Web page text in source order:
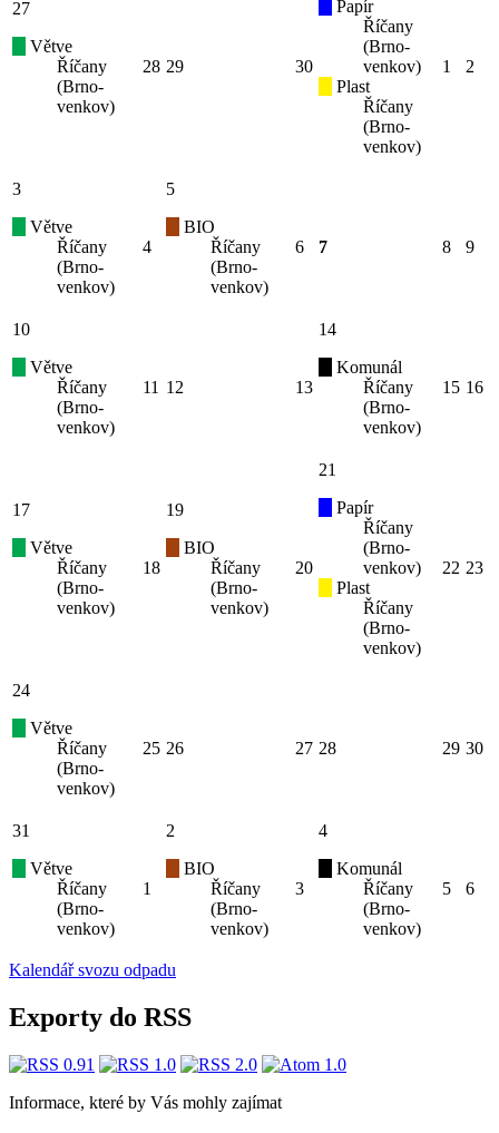
27
Větve
Říčany
(Brno-
venkov)
28 29 30
Papír
Říčany
(Brno-
venkov)
Plast
Říčany
(Brno-
venkov)
1 2
3
Větve
Říčany
(Brno-
venkov)
4
5
BIO
Říčany
(Brno-
venkov)
6 7 8 9
10
Větve
Říčany
(Brno-
venkov)
11 12 13
14
Komunál
Říčany
(Brno-
venkov)
15 16
17
Větve
Říčany
(Brno-
venkov)
18
19
BIO
Říčany
(Brno-
venkov)
20
21
Papír
Říčany
(Brno-
venkov)
Plast
Říčany
(Brno-
venkov)
22 23
24
Větve
Říčany
(Brno-
venkov)
25 26 27 28 29 30
31
Větve
Říčany
(Brno-
venkov)
1
2
BIO
Říčany
(Brno-
venkov)
3
4
Komunál
Říčany
(Brno-
venkov)
5 6
Kalendář svozu odpadu
Exporty do RSS
Informace, které by Vás mohly zajímat